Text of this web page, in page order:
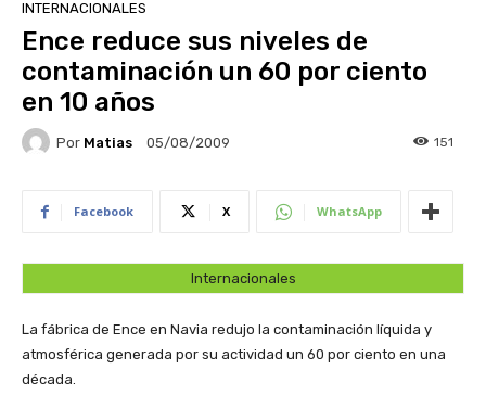
INTERNACIONALES
Ence reduce sus niveles de
contaminación un 60 por ciento
en 10 años
Por Matias 05/08/2009 151
Facebook X WhatsApp
Internacionales
La fábrica de Ence en Navia redujo la contaminación líquida y
atmosférica generada por su actividad un 60 por ciento en una
década.